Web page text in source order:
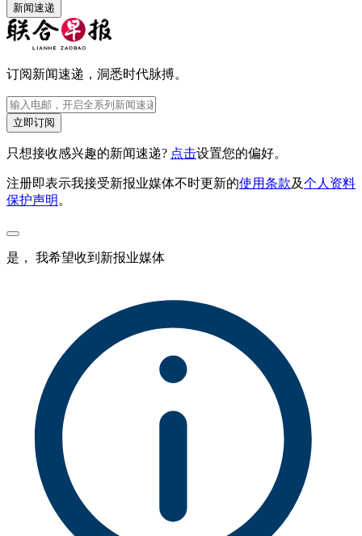
新闻速递
订阅新闻速递，洞悉时代脉搏。
立即订阅
只想接收感兴趣的新闻速递? 点击设置您的偏好。
注册即表示我接受新报业媒体不时更新的使用条款及个人资料
保护声明 。
是， 我希望收到新报业媒体